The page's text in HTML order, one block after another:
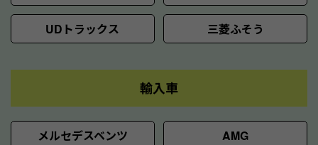
UDトラックス 三菱ふそう
輸入車
メルセデスベンツ AMG